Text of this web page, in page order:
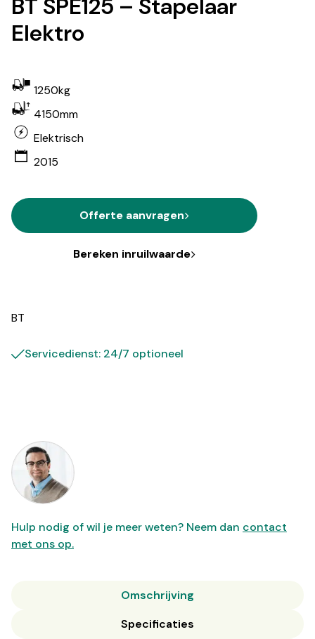
BT SPE125 – Stapelaar
Elektro
1250kg
4150mm
Elektrisch
2015
Offerte aanvragen
Bereken inruilwaarde
BT
Servicedienst: 24/7 optioneel
Hulp nodig of wil je meer weten? Neem dan contact
met ons op.
Omschrijving
Specificaties